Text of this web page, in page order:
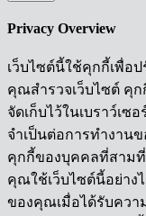
Privacy Overview
เว็บไซต์นี้ใช้คุกกี้เพื่
คุณสำรวจเว็บไซต์ คุ
จัดเก็บไว้ในเบราว์เ
จำเป็นต่อการทำงาน
คุกกี้ของบุคคลที่สามที่
คุณใช้เว็บไซต์นี้อย่างไ
ของคุณเมื่อได้รับคว